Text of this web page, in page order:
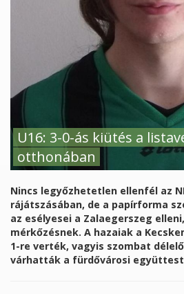
U16: 3-0-ás kiütés a
otthonában
Nincs legyőzhetetlen ellenfél az
rájátszásában, de a papírforma
az esélyesei a Zalaegerszeg
mérkőzésnek. A hazaiak a
1-re verték, vagyis szombat
várhatták a fürdővárosi